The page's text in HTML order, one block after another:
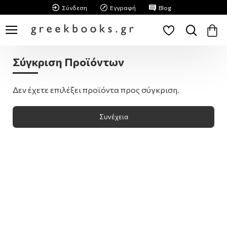
Σύνδεση Εγγραφή Blog
Σύγκριση Προϊόντων
Δεν έχετε επιλέξει προϊόντα προς σύγκριση.
Συνέχεια